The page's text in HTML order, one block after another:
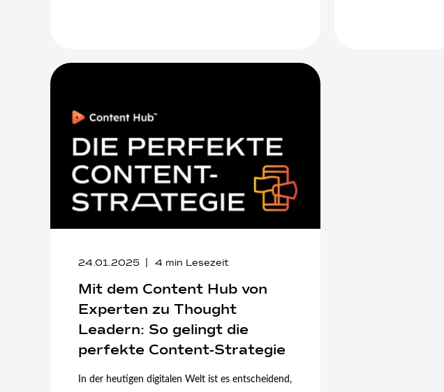
24.01.2025 4 min Lesezeit
Mit dem Content Hub von
Experten zu Thought
Leadern: So gelingt die
perfekte Content-Strategie
In der heutigen digitalen Welt ist es entscheidend,